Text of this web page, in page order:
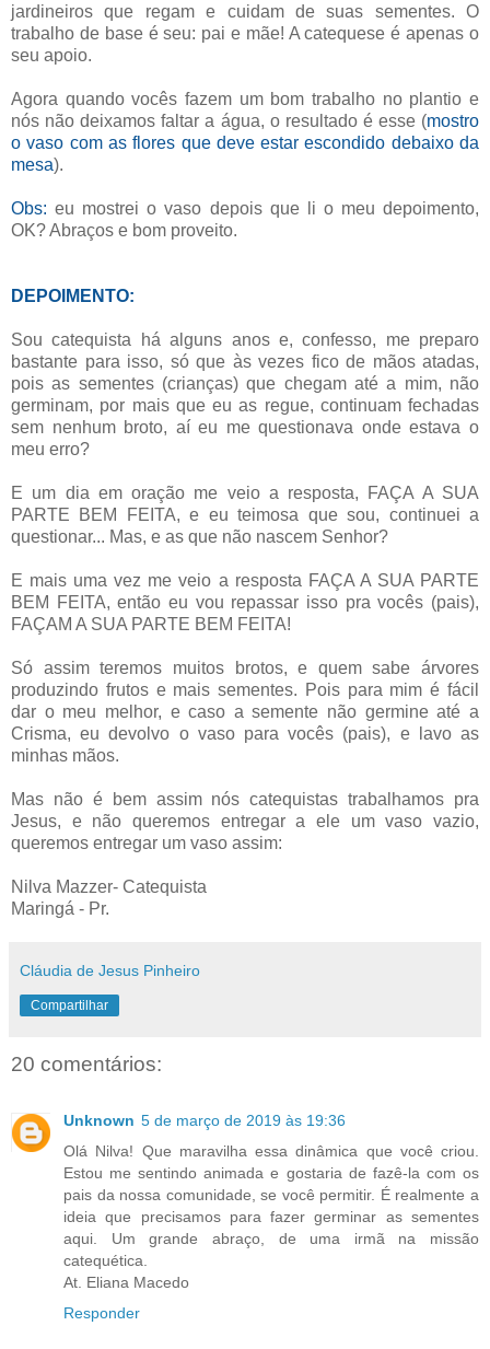
jardineiros que regam e cuidam de suas sementes. O
trabalho de base é seu: pai e mãe! A catequese é apenas o
seu apoio.
Agora quando vocês fazem um bom trabalho no plantio e
nós não deixamos faltar a água, o resultado é esse (mostro
o vaso com as flores que deve estar escondido debaixo da
mesa).
Obs: eu mostrei o vaso depois que li o meu depoimento,
OK? Abraços e bom proveito.
DEPOIMENTO:
Sou catequista há alguns anos e, confesso, me preparo
bastante para isso, só que às vezes fico de mãos atadas,
pois as sementes (crianças) que chegam até a mim, não
germinam, por mais que eu as regue, continuam fechadas
sem nenhum broto, aí eu me questionava onde estava o
meu erro?
E um dia em oração me veio a resposta, FAÇA A SUA
PARTE BEM FEITA, e eu teimosa que sou, continuei a
questionar... Mas, e as que não nascem Senhor?
E mais uma vez me veio a resposta FAÇA A SUA PARTE
BEM FEITA, então eu vou repassar isso pra vocês (pais),
FAÇAM A SUA PARTE BEM FEITA!
Só assim teremos muitos brotos, e quem sabe árvores
produzindo frutos e mais sementes. Pois para mim é fácil
dar o meu melhor, e caso a semente não germine até a
Crisma, eu devolvo o vaso para vocês (pais), e lavo as
minhas mãos.
Mas não é bem assim nós catequistas trabalhamos pra
Jesus, e não queremos entregar a ele um vaso vazio,
queremos entregar um vaso assim:
Nilva Mazzer- Catequista
Maringá - Pr.
Cláudia de Jesus Pinheiro
Compartilhar
20 comentários:
Unknown 5 de março de 2019 às 19:36
Olá Nilva! Que maravilha essa dinâmica que você criou.
Estou me sentindo animada e gostaria de fazê-la com os
pais da nossa comunidade, se você permitir. É realmente a
ideia que precisamos para fazer germinar as sementes
aqui. Um grande abraço, de uma irmã na missão
catequética.
At. Eliana Macedo
Responder